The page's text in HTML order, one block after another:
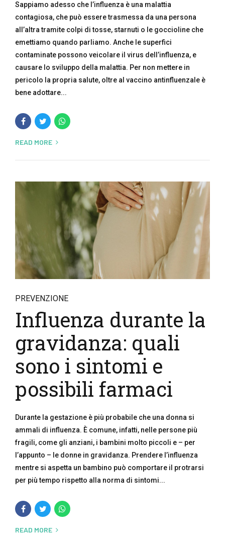
Sappiamo adesso che l’influenza è una malattia
contagiosa, che può essere trasmessa da una persona
all’altra tramite colpi di tosse, starnuti o le goccioline che
emettiamo quando parliamo. Anche le superfici
contaminate possono veicolare il virus dell’influenza, e
causare lo sviluppo della malattia. Per non mettere in
pericolo la propria salute, oltre al vaccino antinfluenzale è
bene adottare...
READ MORE
PREVENZIONE
Influenza durante la
gravidanza: quali
sono i sintomi e
possibili farmaci
Durante la gestazione è più probabile che una donna si
ammali di influenza. È comune, infatti, nelle persone più
fragili, come gli anziani, i bambini molto piccoli e – per
l’appunto – le donne in gravidanza. Prendere l’influenza
mentre si aspetta un bambino può comportare il protrarsi
per più tempo rispetto alla norma di sintomi...
READ MORE